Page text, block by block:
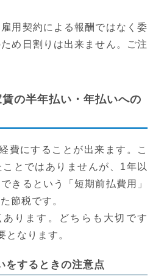
用契約による報酬ではなく委
め日割りは出来ません。ご注
の半年払い・年払いへの
費にすることが出来ます。こ
とではありませんが、1年以
きるという「短期前払費用」
節税です。
ります。どちらも大切です
となります。
をするときの注意点